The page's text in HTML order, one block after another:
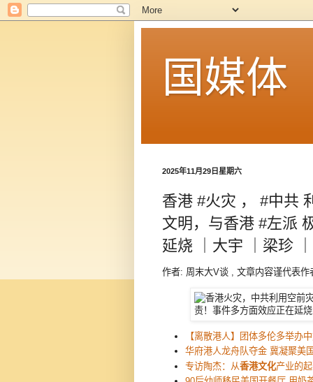
国媒体
2025年11月29日星期六
香港 #火灾 ， #中共
文明，与香港 #左派
延烧 ｜大宇 ｜梁珍
作者: 周末大V谈 , 文章内容谨代表作
【离散港人】团体多伦多举办
华府港人龙舟队夺金 冀凝聚美
专访陶杰：从香港文化产业的